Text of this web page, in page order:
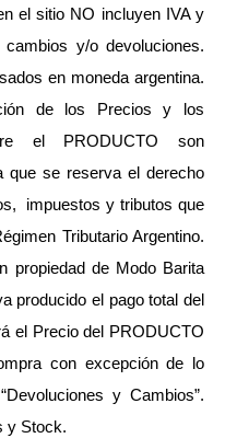
el sitio NO incluyen IVA y
y/o devoluciones.
en moneda argentina.
de los Precios y los
el PRODUCTO son
que se reserva el derecho
impuestos y tributos que
Tributario Argentino.
propiedad de Modo Barita
producido el pago total del
el Precio del PRODUCTO
con excepción de lo
y Cambios”.
y Stock.